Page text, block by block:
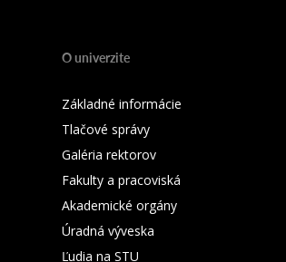
O univerzite
Základné informácie
Tlačové správy
Galéria rektorov
Fakulty a pracoviská
Akademické orgány
Úradná výveska
Ľudia na STU